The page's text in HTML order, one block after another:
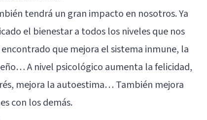
tendrá un gran impacto en nosotros. Ya
el bienestar a todos los niveles que nos
que mejora el sistema inmune, la
A nivel psicológico aumenta la felicidad,
mejora la autoestima… También mejora
con los demás.